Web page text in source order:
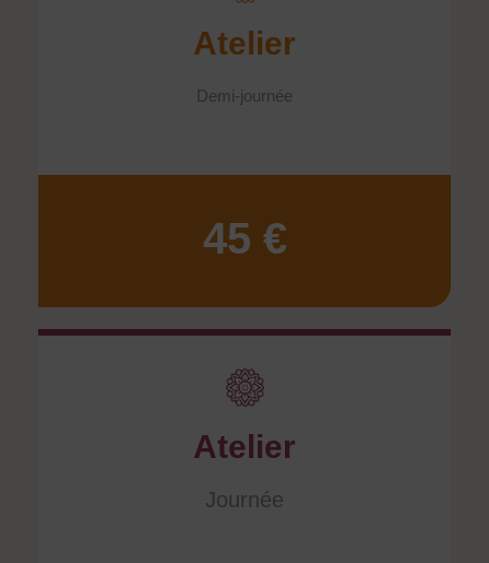
Atelier
Demi-journée
45 €
Atelier
Journée